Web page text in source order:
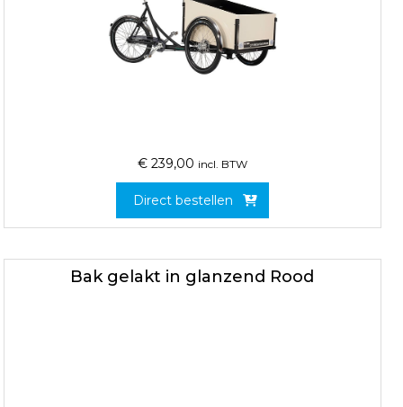
€ 239,00 incl. BTW
Direct bestellen
Bak gelakt in glanzend Rood